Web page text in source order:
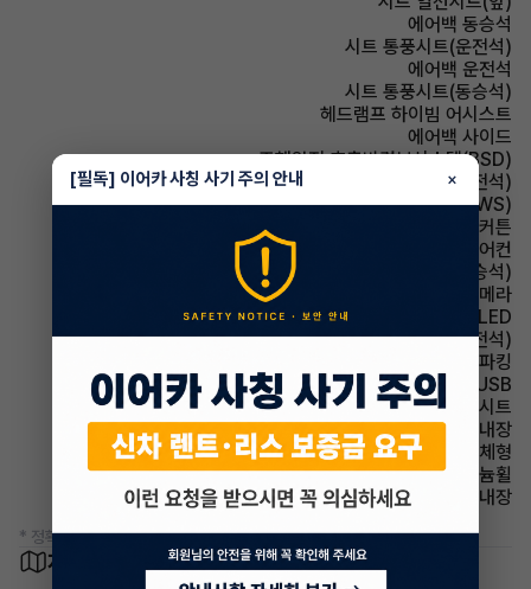
에어백 동승석
시트 통풍시트(운전석)
에어백 운전석
시트 통풍시트(동승석)
헤드램프 하이빔 어시스트
에어백 사이드
주행안전 후측방경보시스템(BSD)
시트 메모리시트(운전석)
주행안전 차선이탈경보(LDWS)
에어백 커튼
에어컨 풀오토에어컨
시트 전동시트(동승석)
주차보조 후방카메라
헤드램프 LED
시트 전동시트(운전석)
파킹 전자식 파킹
유무선단자 USB
시트 인조가죽시트
스티어링휠 열선내장
사이드미러 방향지시등 일체형
휠타이어 알루미늄휠
룸미러 하이패스 내장
* 정확한 정보는 판매자와 반드시 확인하시기 바랍니다.
차량 위치
[필독] 이어카 사칭 사기 주의 안내 ×